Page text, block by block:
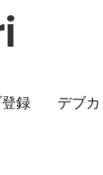
録 デブ